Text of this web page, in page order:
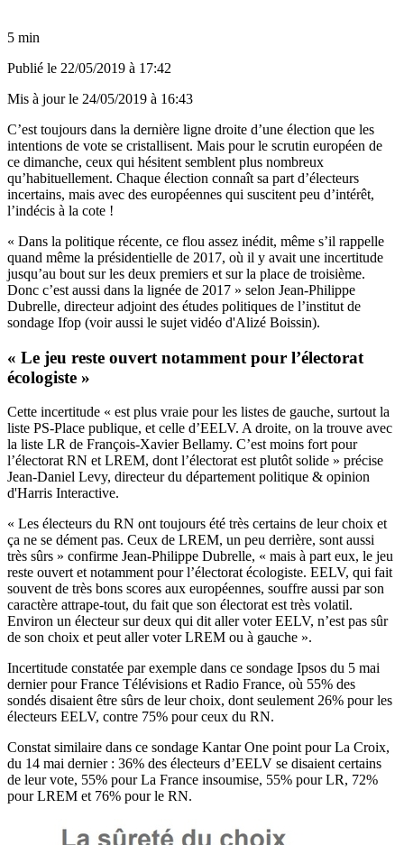
5 min
Publié le 22/05/2019 à 17:42
Mis à jour le 24/05/2019 à 16:43
C’est toujours dans la dernière ligne droite d’une élection que les
intentions de vote se cristallisent. Mais pour le scrutin européen de
ce dimanche, ceux qui hésitent semblent plus nombreux
qu’habituellement. Chaque élection connaît sa part d’électeurs
incertains, mais avec des européennes qui suscitent peu d’intérêt,
l’indécis à la cote !
« Dans la politique récente, ce flou assez inédit, même s’il rappelle
quand même la présidentielle de 2017, où il y avait une incertitude
jusqu’au bout sur les deux premiers et sur la place de troisième.
Donc c’est aussi dans la lignée de 2017 » selon Jean-Philippe
Dubrelle, directeur adjoint des études politiques de l’institut de
sondage Ifop (voir aussi le sujet vidéo d'Alizé Boissin).
« Le jeu reste ouvert notamment pour l’électorat
écologiste »
Cette incertitude « est plus vraie pour les listes de gauche, surtout la
liste PS-Place publique, et celle d’EELV. A droite, on la trouve avec
la liste LR de François-Xavier Bellamy. C’est moins fort pour
l’électorat RN et LREM, dont l’électorat est plutôt solide » précise
Jean-Daniel Levy, directeur du département politique & opinion
d'Harris Interactive.
« Les électeurs du RN ont toujours été très certains de leur choix et
ça ne se dément pas. Ceux de LREM, un peu derrière, sont aussi
très sûrs » confirme Jean-Philippe Dubrelle, « mais à part eux, le jeu
reste ouvert et notamment pour l’électorat écologiste. EELV, qui fait
souvent de très bons scores aux européennes, souffre aussi par son
caractère attrape-tout, du fait que son électorat est très volatil.
Environ un électeur sur deux qui dit aller voter EELV, n’est pas sûr
de son choix et peut aller voter LREM ou à gauche ».
Incertitude constatée par exemple dans ce sondage Ipsos du 5 mai
dernier pour France Télévisions et Radio France, où 55% des
sondés disaient être sûrs de leur choix, dont seulement 26% pour les
électeurs EELV, contre 75% pour ceux du RN.
Constat similaire dans ce sondage Kantar One point pour La Croix,
du 14 mai dernier : 36% des électeurs d’EELV se disaient certains
de leur vote, 55% pour La France insoumise, 55% pour LR, 72%
pour LREM et 76% pour le RN.